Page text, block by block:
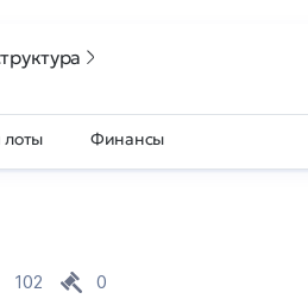
Финансы
102 0